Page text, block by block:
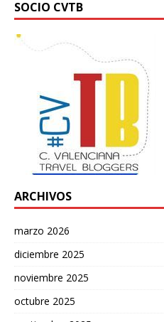
SOCIO CVTB
ARCHIVOS
marzo 2026
diciembre 2025
noviembre 2025
octubre 2025